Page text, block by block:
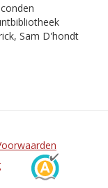
Sam D'hondt